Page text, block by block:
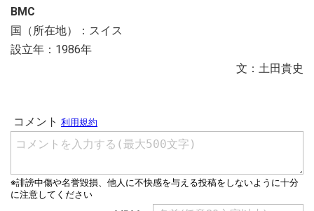
BMC
国（所在地）：スイス
設立年：1986年
文：土田貴史